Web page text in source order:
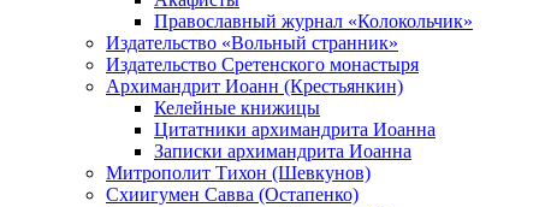
Православный журнал «Колокольчик»
Издательство «Вольный странник»
Издательство Сретенского монастыря
Архимандрит Иоанн (Крестьянкин)
Келейные книжицы
Цитатники архимандрита Иоанна
Записки архимандрита Иоанна
Митрополит Тихон (Шевкунов)
Схиигумен Савва (Остапенко)